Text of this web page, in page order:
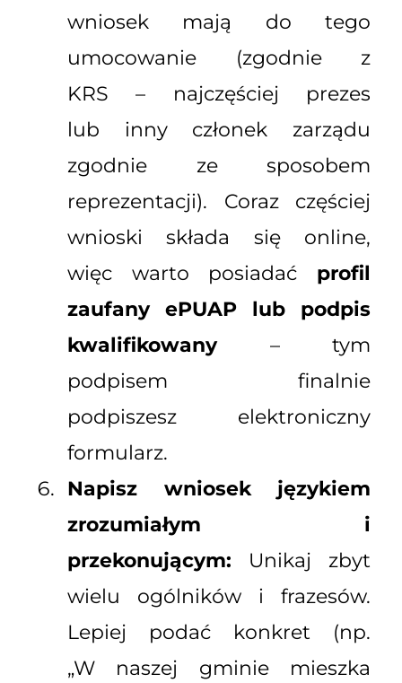
wniosek mają do tego
umocowanie (zgodnie z
KRS – najczęściej prezes
lub inny członek zarządu
zgodnie ze sposobem
reprezentacji). Coraz częściej
wnioski składa się online,
więc warto posiadać profil
zaufany ePUAP lub podpis
kwalifikowany– tym
podpisem finalnie
podpiszesz elektroniczny
formularz.
Napisz wniosek językiem
zrozumiałym i
przekonującym: Unikaj zbyt
wielu ogólników i frazesów.
Lepiej podać konkret (np.
„W naszej gminie mieszka